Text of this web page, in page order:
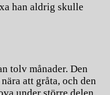
han aldrig skulle
tolv månader. Den
att gråta, och den